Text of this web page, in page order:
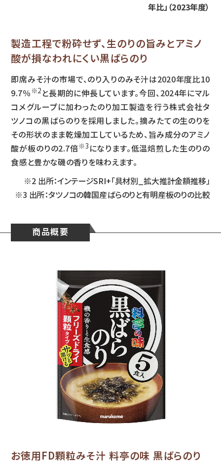
年比」（2023年度）
製造工程で粉砕せず、生のりの旨みとアミノ
酸が損なわれにくい黒ばらのり
即席みそ汁の市場で、のり入りのみそ汁は2020年度比10
9.7％ ※2 と長期的に伸長しています。今回、2024年にマル
コメグループに加わったのり加工製造を行う株式会社タ
ツノコの黒ばらのりを採用しました。摘みたての生のりを
その形状のまま乾燥加工しているため、旨み成分のアミノ
酸が板のりの2.7倍※3 になります。低温焙煎した生のりの
食感と豊かな磯の香りを味わえます。
※2 出所：インテージSRI+「具材別_拡大推計金額推移」
※3 出所：タツノコの韓国産ばらのりと有明産板のりの比較
商品概要
お徳用FD顆粒みそ汁 料亭の味 黒ばらのり